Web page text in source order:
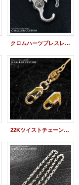
クロムハーツブレスレット クリップバネ修理
22Kツイストチェーン 留具 クリップバネ修理 CHROME HEARTSリペア